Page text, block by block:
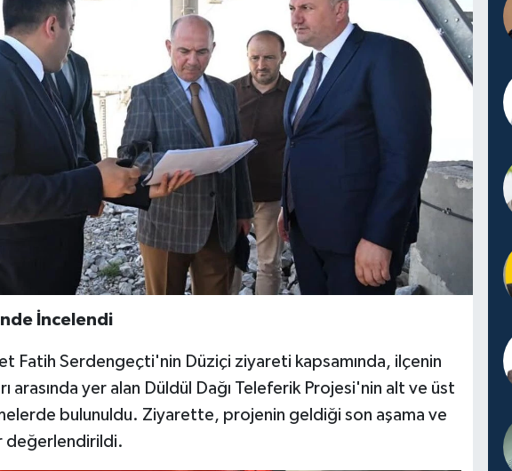
İncelendi
Fatih Serdengeçti'nin Düziçi ziyareti kapsamında, ilçenin
arasında yer alan Düldül Dağı Teleferik Projesi'nin alt ve üst
bulunuldu. Ziyarette, projenin geldiği son aşama ve
değerlendirildi.